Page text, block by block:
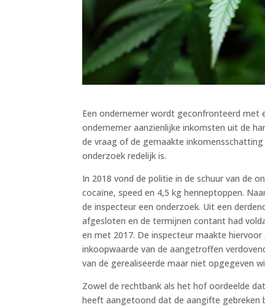
Een ondernemer wordt geconfronteerd met
ondernemer aanzienlijke inkomsten uit de
de vraag of de gemaakte
onderzoek redelijk is.
In 2018 vond de politie in de schuur van de
cocaïne, speed en 4,5 kg henneptoppen.
de inspecteur een onderzoek. Uit een
afgesloten en de termijnen contant had
en met 2017. De inspecteur maakte
inkoopwaarde van de aangetroffen
van de gerealiseerde maar niet opgegeven
Zowel de rechtbank als het hof oordeelde
heeft aangetoond dat de aangifte gebreken